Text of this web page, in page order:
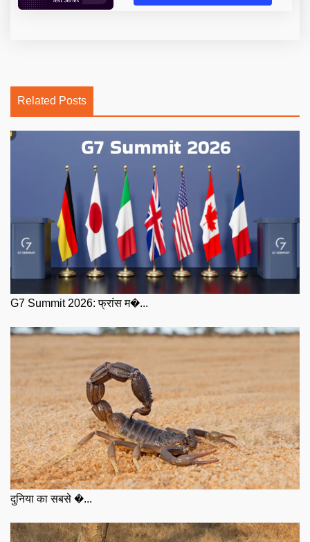
Related Posts
G7 Summit 2026: फ्रांस म�...
दुनिया का सबसे �...